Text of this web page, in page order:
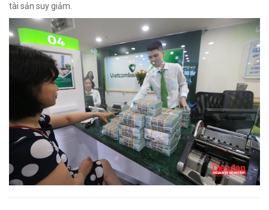
tài sản suy giảm.